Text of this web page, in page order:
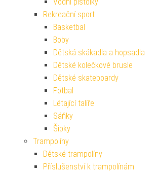
Rekreační sport
Basketbal
Boby
Dětská skákadla a hopsadla
Dětské kolečkové brusle
Dětské skateboardy
Fotbal
Létající talíře
Sáňky
Šipky
Trampolíny
Dětské trampolíny
Příslušenství k trampolínám